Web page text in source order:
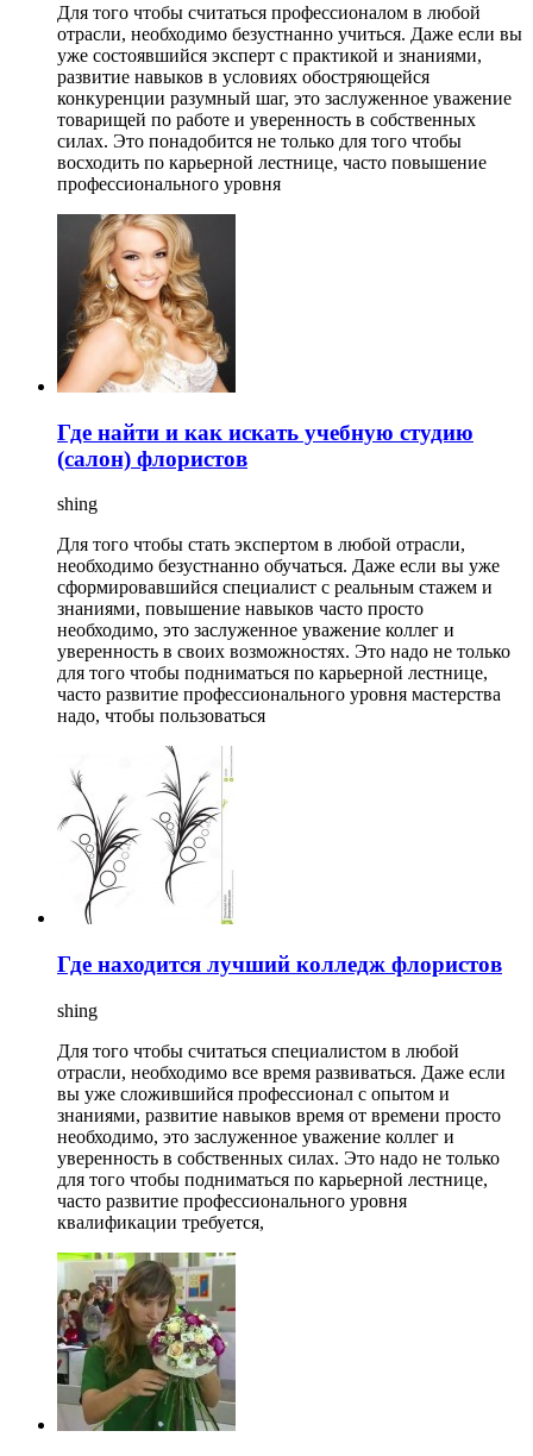
Для того чтобы считаться профессионалом в любой
отрасли, необходимо безустнанно учиться. Даже если вы
уже состоявшийся эксперт с практикой и знаниями,
развитие навыков в условиях обостряющейся
конкуренции разумный шаг, это заслуженное уважение
товарищей по работе и уверенность в собственных
силах. Это понадобится не только для того чтобы
восходить по карьерной лестнице, часто повышение
профессионального уровня
Где найти и как искать учебную студию
(салон) флористов
shing
Для того чтобы стать экспертом в любой отрасли,
необходимо безустнанно обучаться. Даже если вы уже
сформировавшийся специалист с реальным стажем и
знаниями, повышение навыков часто просто
необходимо, это заслуженное уважение коллег и
уверенность в своих возможностях. Это надо не только
для того чтобы подниматься по карьерной лестнице,
часто развитие профессионального уровня мастерства
надо, чтобы пользоваться
Где находится лучший колледж флористов
shing
Для того чтобы считаться специалистом в любой
отрасли, необходимо все время развиваться. Даже если
вы уже сложившийся профессионал с опытом и
знаниями, развитие навыков время от времени просто
необходимо, это заслуженное уважение коллег и
уверенность в собственных силах. Это надо не только
для того чтобы подниматься по карьерной лестнице,
часто развитие профессионального уровня
квалификации требуется,